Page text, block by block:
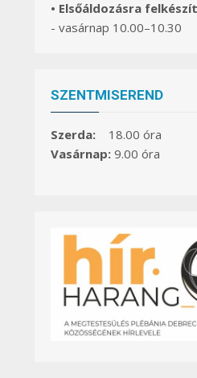
• Elsőáldozásra
- vasárnap 10.00–10.30
SZENTMISEREND
Szerda: 18.00 óra
Vasárnap: 9.00 óra